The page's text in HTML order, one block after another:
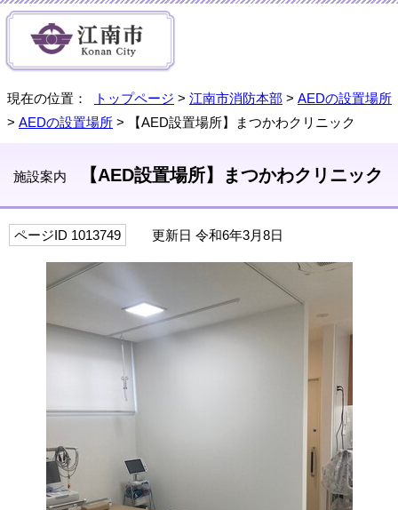
現在の位置： トップページ > 江南市消防本部 > AEDの設置場所
> AEDの設置場所 > 【AED設置場所】まつかわクリニック
施設案内 【AED設置場所】まつかわクリニック
ページID 1013749 更新日 令和6年3月8日